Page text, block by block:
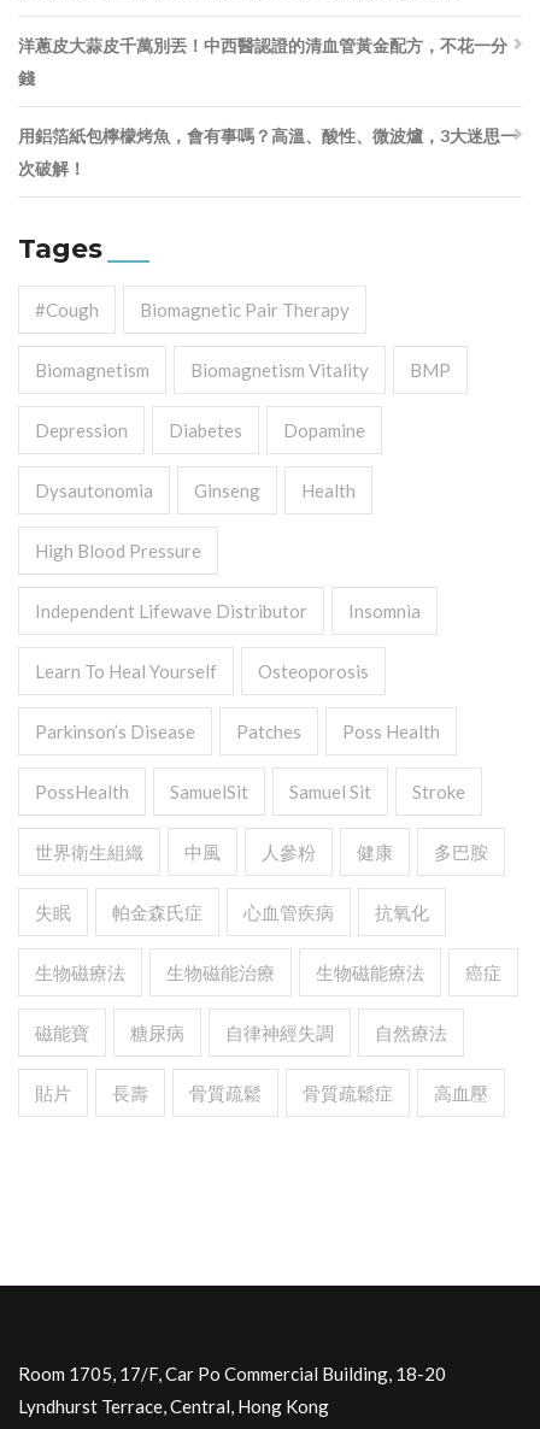
洋蔥皮大蒜皮千萬別丟！中西醫認證的清血管黃金配方，不花一分
錢
用鋁箔紙包檸檬烤魚，會有事嗎？高溫、酸性、微波爐，3大迷思一
次破解！
Tages
#cough Biomagnetic Pair Therapy
Biomagnetism Biomagnetism Vitality BMP
Depression Diabetes Dopamine
Dysautonomia Ginseng Health
High Blood Pressure
Independent Lifewave Distributor Insomnia
Learn To Heal Yourself Osteoporosis
Parkinson’s Disease Patches Poss Health
PossHealth SamuelSit Samuel Sit Stroke
世界衛生組織 中風 人參粉 健康 多巴胺
失眠 帕金森氏症 心血管疾病 抗氧化
生物磁療法 生物磁能治療 生物磁能療法 癌症
磁能寶 糖尿病 自律神經失調 自然療法
貼片 長壽 骨質疏鬆 骨質疏鬆症 高血壓
Room 1705, 17/F, Car Po Commercial Building, 18-20
Lyndhurst Terrace, Central, Hong Kong